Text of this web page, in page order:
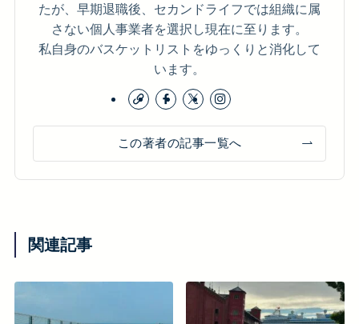
たが、早期退職後、セカンドライフでは組織に属
さない個人事業者を選択し現在に至ります。
私自身のバスケットリストをゆっくりと消化して
います。
この著者の記事一覧へ
関連記事